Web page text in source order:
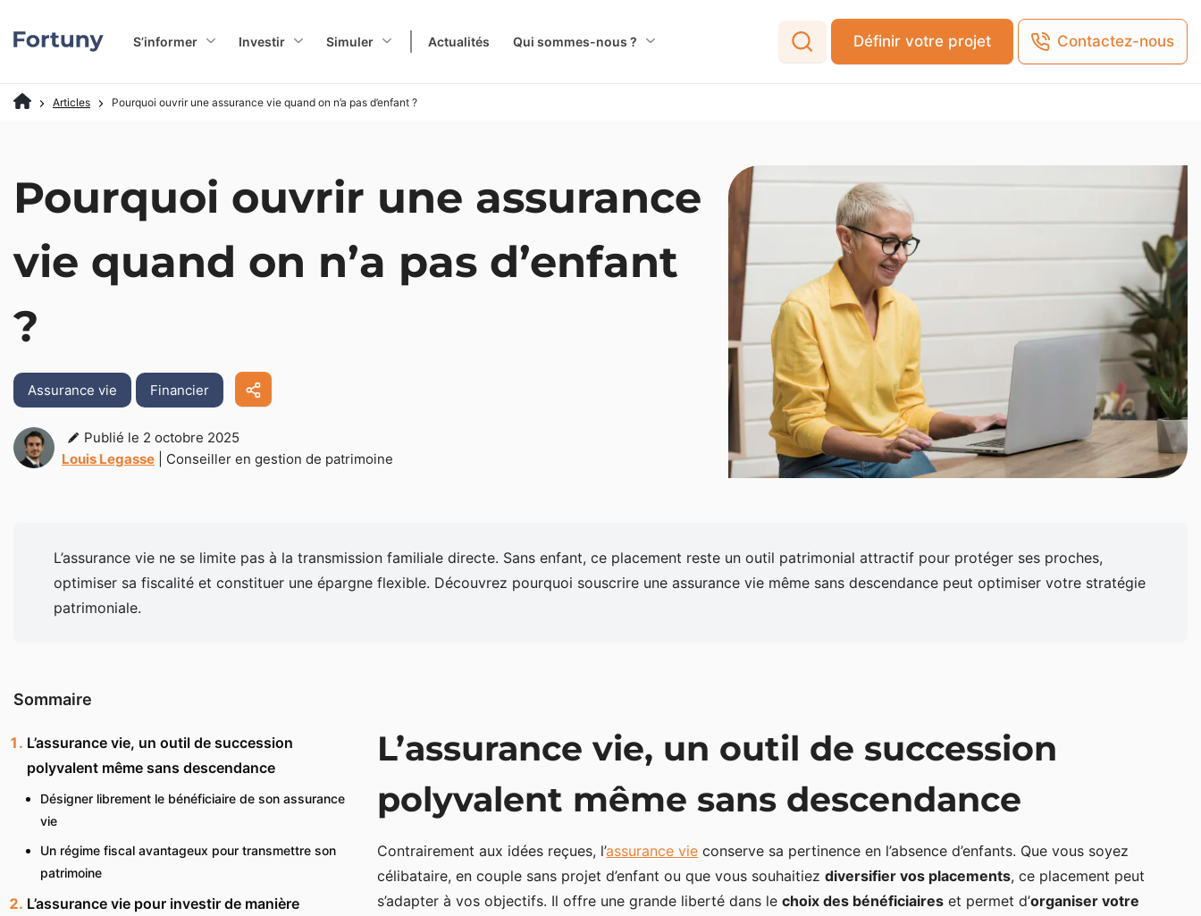
S’informer Investir Simuler Actualités Qui sommes-nous ? Définir votre projet Contactez-nous
Articles Pourquoi ouvrir une assurance vie quand on n’a pas d’enfant ?
Pourquoi ouvrir une assurance
vie quand on n’a pas d’enfant
?
Assurance vie Financier
Publié le 2 octobre 2025
Louis Legasse
| Conseiller en gestion de patrimoine
L’assurance vie ne se limite pas à la transmission familiale directe. Sans enfant, ce placement reste un outil patrimonial attractif pour protéger ses proches,
optimiser sa fiscalité et constituer une épargne flexible. Découvrez pourquoi souscrire une assurance vie même sans descendance peut optimiser votre stratégie
patrimoniale.
Sommaire
L’assurance vie, un outil de succession
polyvalent même sans descendance
Désigner librement le bénéficiaire de son assurance
vie
Un régime fiscal avantageux pour transmettre son
patrimoine
L’assurance vie pour investir de manière
L’assurance vie, un outil de succession
polyvalent même sans descendance
Contrairement aux idées reçues, l’assurance vie conserve sa pertinence en l’absence d’enfants. Que vous soyez
célibataire, en couple sans projet d’enfant ou que vous souhaitiezdiversifier vos placements, ce placement peut
s’adapter à vos objectifs. Il offre une grande liberté dans lechoix des bénéficiaires et permet d’organiser votre